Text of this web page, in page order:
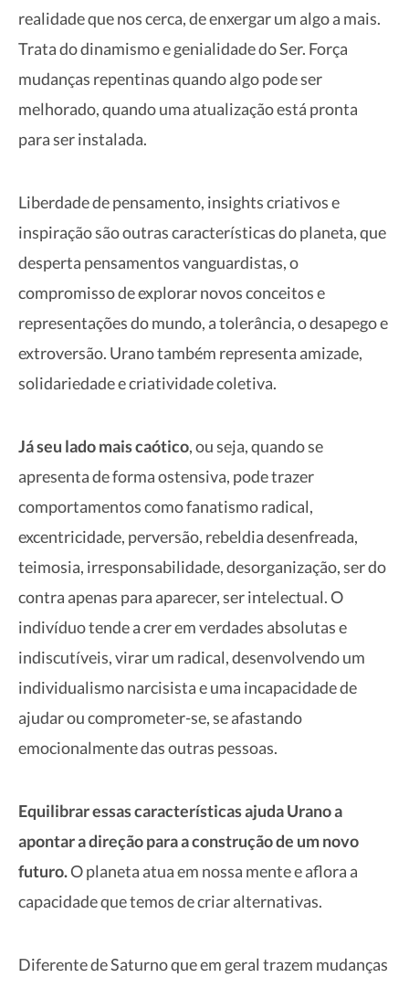
realidade que nos cerca, de enxergar um algo a mais.
Trata do dinamismo e genialidade do Ser. Força
mudanças repentinas quando algo pode ser
melhorado, quando uma atualização está pronta
para ser instalada.
Liberdade de pensamento, insights criativos e
inspiração são outras características do planeta, que
desperta pensamentos vanguardistas, o
compromisso de explorar novos conceitos e
representações do mundo, a tolerância, o desapego e
extroversão. Urano também representa amizade,
solidariedade e criatividade coletiva.
Já seu lado mais caótico, ou seja, quando se
apresenta de forma ostensiva, pode trazer
comportamentos como fanatismo radical,
excentricidade, perversão, rebeldia desenfreada,
teimosia, irresponsabilidade, desorganização, ser do
contra apenas para aparecer, ser intelectual. O
indivíduo tende a crer em verdades absolutas e
indiscutíveis, virar um radical, desenvolvendo um
individualismo narcisista e uma incapacidade de
ajudar ou comprometer-se, se afastando
emocionalmente das outras pessoas.
Equilibrar essas características ajuda Urano a
apontar a direção para a construção de um novo
futuro.O planeta atua em nossa mente e aflora a
capacidade que temos de criar alternativas.
Diferente de Saturno que em geral trazem mudanças